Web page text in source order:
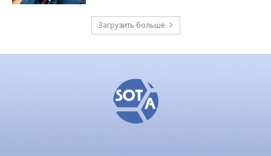
Загрузить больше